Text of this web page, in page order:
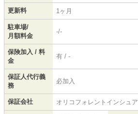
更新料 1ヶ月
駐車場/
月額料金
-/-
保険加入 / 料
金
有 / -
保証人代行義
務
必加入
保証会社 オリコフォレントインシュア